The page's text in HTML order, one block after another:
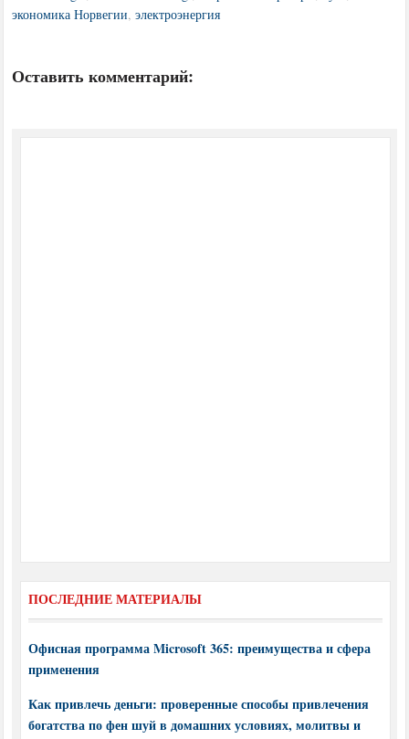
экономика Норвегии,электроэнергия
Оставить комментарий:
ПОСЛЕДНИЕ МАТЕРИАЛЫ
Офисная программа Microsoft 365: преимущества и сфера
применения
Как привлечь деньги: проверенные способы привлечения
богатства по фен шуй в домашних условиях, молитвы и